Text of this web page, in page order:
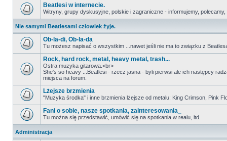
Beatlesi w internecie.
Witryny, grupy dyskusyjne, polskie i zagraniczne - informujemy, polecamy,
Nie samymi Beatlesami człowiek żyje.
Ob-la-di, Ob-la-da
Tu możesz napisać o wszystkim ...nawet jeśli nie ma to związku z
Rock, hard rock, metal, heavy metal, trash...
Ostra muzyka gitarowa.<br>
She's so heavy ...Beatlesi - rzecz jasna - byli pierwsi ale ich następcy
miejsca na forum.
Lżejsze brzmienia
"Muzyka środka" i inne brzmienia lżejsze od metalu: King Crimson, Pink
Fani o sobie, nasze spotkania, zainteresowania_
Tu można się przedstawić, umówić się na spotkania w realu, itd.
Administracja